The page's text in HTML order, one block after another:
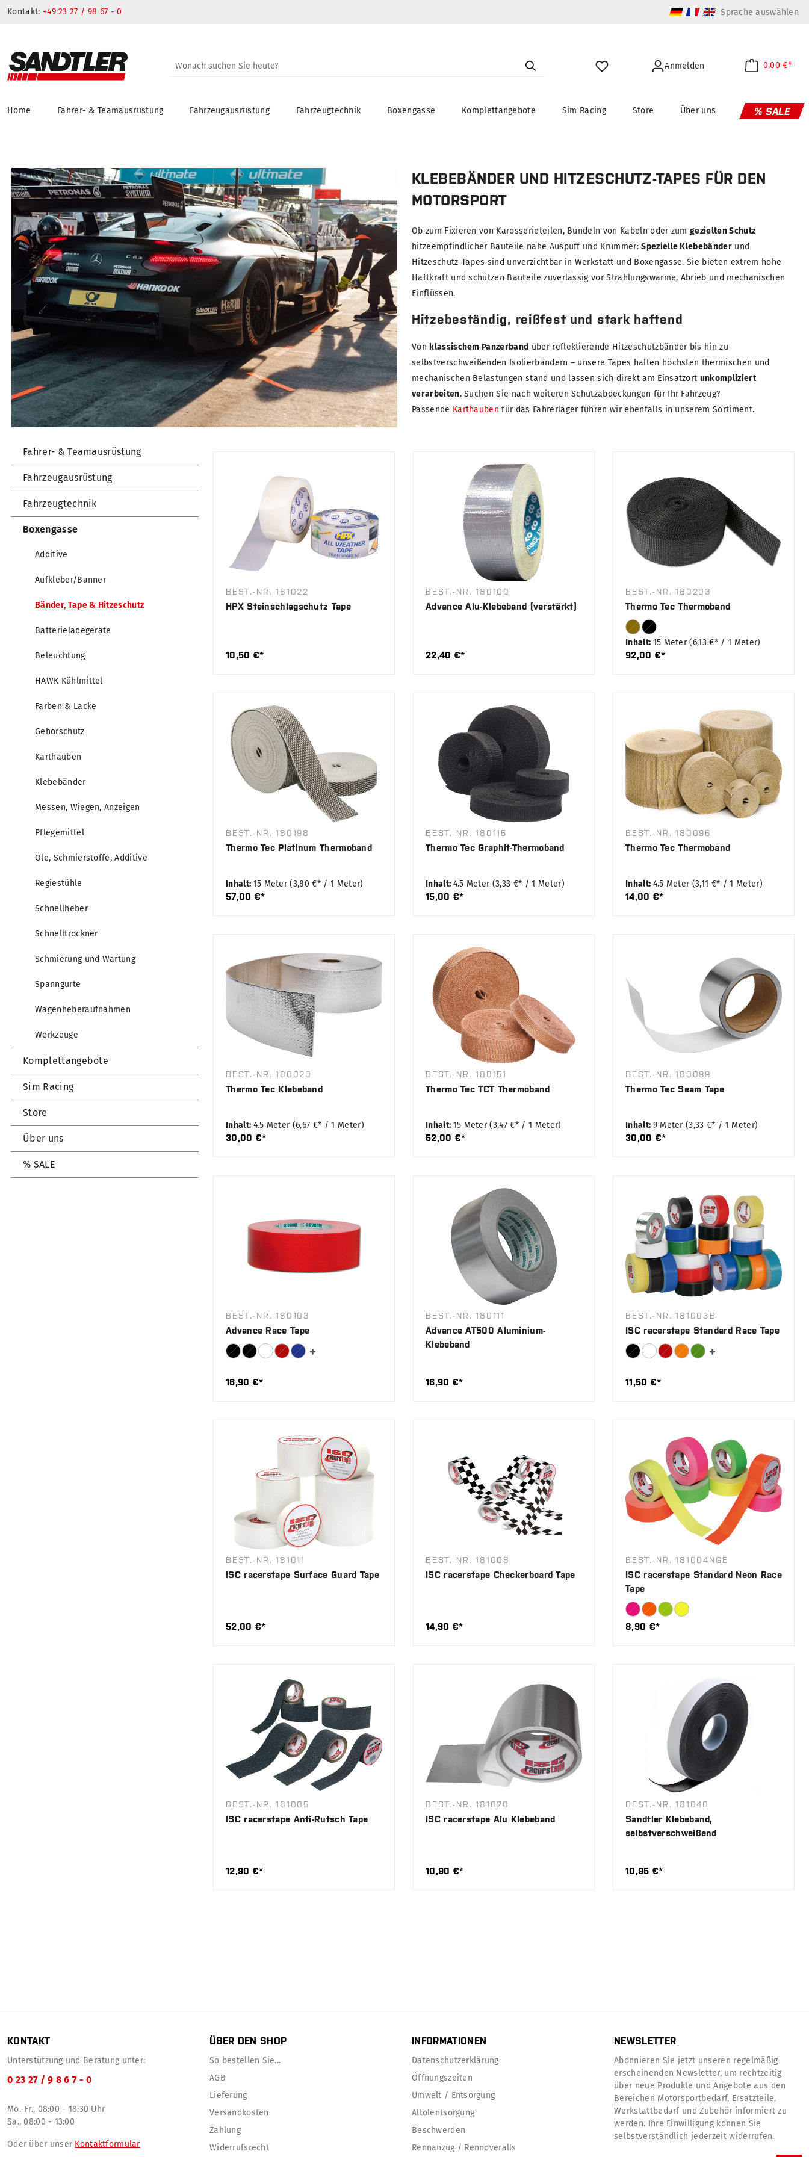
Kontakt: +49 23 27 / 98 67 - 0 Sprache auswählen
Anmelden 0,00 €*
Home Fahrer- & Teamausrüstung Fahrzeugausrüstung Fahrzeugtechnik Boxengasse Komplettangebote Sim Racing Store Über uns % SALE
KLEBEBÄNDER UND HITZESCHUTZ-TAPES FÜR DEN
MOTORSPORT
Ob zum Fixieren von Karosserieteilen, Bündeln von Kabeln oder zumgezielten Schutz
hitzeempfindlicher Bauteile nahe Auspuff und Krümmer:Spezielle Klebebänder und
Hitzeschutz-Tapes sind unverzichtbar in Werkstatt und Boxengasse. Sie bieten extrem hohe
Haftkraft und schützen Bauteile zuverlässig vor Strahlungswärme, Abrieb und mechanischen
Einflüssen.
Hitzebeständig, reißfest und stark haftend
Von klassischem Panzerband über reflektierende Hitzeschutzbänder bis hin zu
selbstverschweißenden Isolierbändern – unsere Tapes halten höchsten thermischen und
mechanischen Belastungen stand und lassen sich direkt am Einsatzort unkompliziert
verarbeiten. Suchen Sie nach weiteren Schutzabdeckungen für Ihr Fahrzeug?
Passende Karthauben für das Fahrerlager führen wir ebenfalls in unserem Sortiment.
Fahrer- & Teamausrüstung
Fahrzeugausrüstung
Fahrzeugtechnik
Boxengasse
Additive
Aufkleber/Banner
Bänder, Tape & Hitzeschutz
Batterieladegeräte
Beleuchtung
HAWK Kühlmittel
Farben & Lacke
Gehörschutz
Karthauben
Klebebänder
Messen, Wiegen, Anzeigen
Pflegemittel
Öle, Schmierstoffe, Additive
Regiestühle
Schnellheber
Schnelltrockner
Schmierung und Wartung
Spanngurte
Wagenheberaufnahmen
Werkzeuge
Komplettangebote
Sim Racing
Store
Über uns
% SALE
BEST.-NR. 181022
HPX Steinschlagschutz Tape
10,50 €*
BEST.-NR. 180100
Advance Alu-Klebeband (verstärkt)
22,40 €*
BEST.-NR. 180203
Thermo Tec Thermoband
Inhalt: 15 Meter(6,13 €* / 1 Meter)
92,00 €*
BEST.-NR. 180198
Thermo Tec Platinum Thermoband
Inhalt: 15 Meter(3,80 €* / 1 Meter)
57,00 €*
BEST.-NR. 180115
Thermo Tec Graphit-Thermoband
Inhalt: 4.5 Meter (3,33 €* / 1 Meter)
15,00 €*
BEST.-NR. 180096
Thermo Tec Thermoband
Inhalt: 4.5 Meter (3,11 €* / 1 Meter)
14,00 €*
BEST.-NR. 180020
Thermo Tec Klebeband
Inhalt: 4.5 Meter (6,67 €* / 1 Meter)
30,00 €*
BEST.-NR. 180151
Thermo Tec TCT Thermoband
Inhalt: 15 Meter(3,47 €* / 1 Meter)
52,00 €*
BEST.-NR. 180099
Thermo Tec Seam Tape
Inhalt: 9 Meter(3,33 €* / 1 Meter)
30,00 €*
BEST.-NR. 180103
Advance Race Tape
16,90 €*
BEST.-NR. 180111
Advance AT500 Aluminium-
Klebeband
16,90 €*
BEST.-NR. 181003B
ISC racerstape Standard Race Tape
11,50 €*
BEST.-NR. 181011
ISC racerstape Surface Guard Tape
52,00 €*
BEST.-NR. 181008
ISC racerstape Checkerboard Tape
14,90 €*
BEST.-NR. 181004NGE
ISC racerstape Standard Neon Race
Tape
8,90 €*
BEST.-NR. 181005
ISC racerstape Anti-Rutsch Tape
12,90 €*
BEST.-NR. 181020
ISC racerstape Alu Klebeband
10,90 €*
BEST.-NR. 181040
Sandtler Klebeband,
selbstverschweißend
10,95 €*
KONTAKT
Unterstützung und Beratung unter:
0 23 27 / 9 8 6 7 - 0
Mo.-Fr., 08:00 - 18:30 Uhr
Sa., 08:00 - 13:00
Oder über unser Kontaktformular
ÜBER DEN SHOP
So bestellen Sie...
AGB
Lieferung
Versandkosten
Zahlung
Widerrufsrecht
INFORMATIONEN
Datenschutzerklärung
Öffnungszeiten
Umwelt / Entsorgung
Altölentsorgung
Beschwerden
Rennanzug / Rennoveralls
NEWSLETTER
Abonnieren Sie jetzt unseren regelmäßig
erscheinenden Newsletter, um rechtzeitig
über neue Produkte und Angebote aus den
Bereichen Motorsportbedarf, Ersatzteile,
Werkstattbedarf und Zubehör informiert zu
werden. Ihre Einwilligung können Sie
selbstverständlich jederzeit widerrufen.